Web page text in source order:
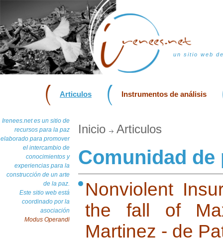
un sitio web
Articulos Instrumentos de análisis
Irenees.net es un sitio de
recursos para la paz
elaborado para promover
el intercambio de
conocimientos y
experiencias para la
construcción de un arte
de la paz.
Este sitio web está
coordinado por la
asociación
Modus Operandi
Inicio Articulos
Comunidad de
Nonviolent
the fall of
Martinez - de